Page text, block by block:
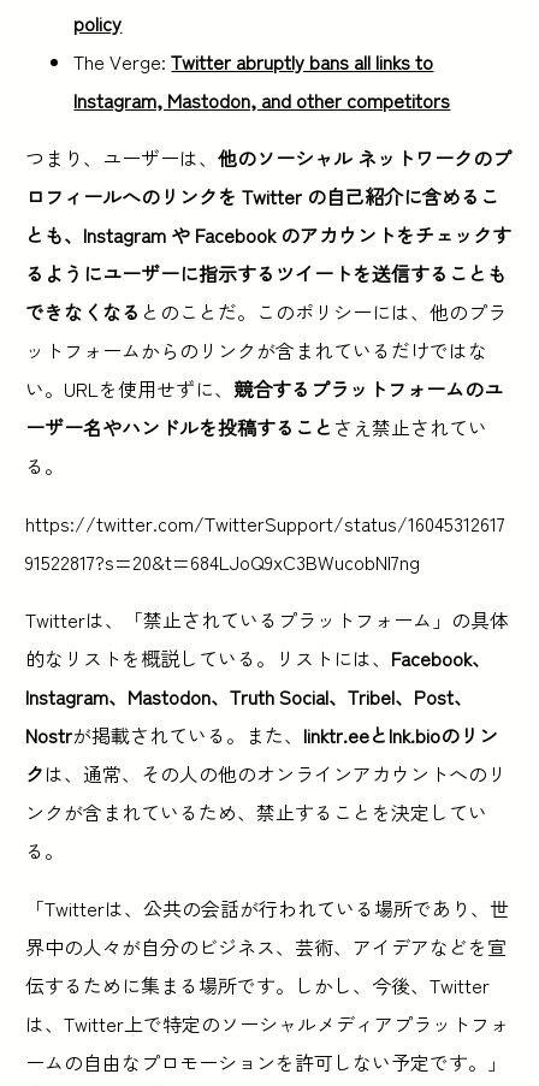
policy
The Verge:Twitter abruptly bans all links to
Instagram, Mastodon, and other competitors
つまり、ユーザーは、他のソーシャル ネットワークのプ
ロフィールへのリンクを Twitter の自己紹介に含めるこ
とも、Instagram や Facebook のアカウントをチェックす
るようにユーザーに指示するツイートを送信することも
できなくなる とのことだ。このポリシーには、他のプラ
ットフォームからのリンクが含まれているだけではな
い。URLを使用せずに、競合するプラットフォームのユ
ーザー名やハンドルを投稿すること さえ禁止されてい
る。
https://twitter.com/TwitterSupport/status/16045312617
91522817?s=20&t=684LJoQ9xC3BWucobNI7ng
Twitterは、「禁止されているプラットフォーム」の具体
的なリストを概説している。リストには、 Facebook、
Instagram、Mastodon、Truth Social、Tribel、Post、
Nostrが掲載されている。また、 linktr.eeとlnk.bioのリン
クは、通常、その人の他のオンラインアカウントへのリ
ンクが含まれているため、禁止することを決定してい
る。
「Twitterは、公共の会話が行われている場所であり、世
界中の人々が自分のビジネス、芸術、アイデアなどを宣
伝するために集まる場所です。しかし、今後、Twitter
は、Twitter上で特定のソーシャルメディアプラットフォ
ームの自由なプロモーションを許可しない予定です。」